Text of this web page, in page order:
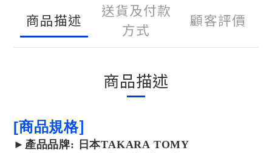
商品描述
送貨及付款
方式
顧客評價
商品描述
[商品規格]
►產品品牌: 日本TAKARA TOMY